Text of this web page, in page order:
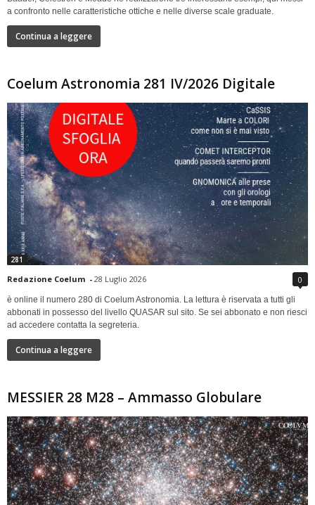
a confronto nelle caratteristiche ottiche e nelle diverse scale graduate.
Continua a leggere
Coelum Astronomia 281 IV/2026 Digitale
281
Redazione Coelum - 28 Luglio 2026 0
è online il numero 280 di Coelum Astronomia. La lettura è riservata a tutti gli
abbonati in possesso del livello QUASAR sul sito. Se sei abbonato e non riesci
ad accedere contatta la segreteria.
Continua a leggere
MESSIER 28 M28 – Ammasso Globulare